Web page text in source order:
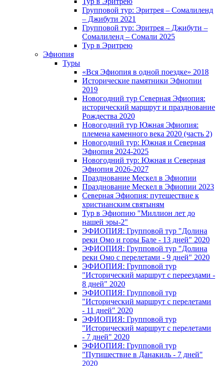
Групповой тур: Эритрея – Cомалиленд
– Джибути 2021
Групповой тур: Эритрея – Джибути –
Сомалиленд – Сомали 2025
Тур в Эритрею
Эфиопия
Туры
«Вся Эфиопия в одной поездке» 2018
Исторические памятники Эфиопии
2019
Новогодний тур Северная Эфиопия:
исторический маршрут и празднование
Рождества 2020
Новогодний тур Южная Эфиопия:
племена каменного века 2020 (часть 2)
Новогодний тур: Южная и Северная
Эфиопия 2024-2025
Новогодний тур: Южная и Северная
Эфиопия 2026-2027
Празднование Мескел в Эфиопии
Празднование Мескел в Эфиопии 2023
Северная Эфиопия: путешествие к
христианским святыням
Тур в Эфиопию "Миллион лет до
нашей эры-2"
ЭФИОПИЯ: Групповой тур "Долина
реки Омо и горы Бале - 13 дней" 2020
ЭФИОПИЯ: Групповой тур "Долина
реки Омо с перелетами - 9 дней" 2020
ЭФИОПИЯ: Групповой тур
"Исторический маршрут с переездами -
8 дней" 2020
ЭФИОПИЯ: Групповой тур
"Исторический маршрут с перелетами
- 11 дней" 2020
ЭФИОПИЯ: Групповой тур
"Исторический маршрут с перелетами
- 7 дней" 2020
ЭФИОПИЯ: Групповой тур
"Путишествие в Данакиль - 7 дней"
2020